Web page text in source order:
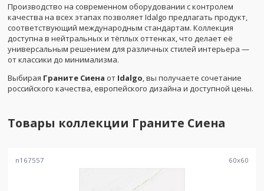
Производство на современном оборудовании с контролем
качества на всех этапах позволяет Idalgo предлагать продукт,
соответствующий международным стандартам. Коллекция
доступна в нейтральных и тёплых оттенках, что делает её
универсальным решением для различных стилей интерьера —
от классики до минимализма.
Выбирая Граните Сиена от Idalgo, вы получаете сочетание
российского качества, европейского дизайна и доступной цены.
Товары коллекции Граните Сиена
n167557 60x60